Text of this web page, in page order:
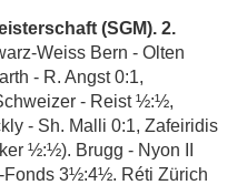
(SGM). 2.
Weiss Bern - Olten
- R. Angst 0:1,
- Reist ½:½,
- Sh. Malli 0:1, Zafeiridis
½:½). Brugg - Nyon II
3½:4½. Réti Zürich